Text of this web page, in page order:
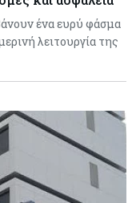
ένα ευρύ φάσμα
λειτουργία της